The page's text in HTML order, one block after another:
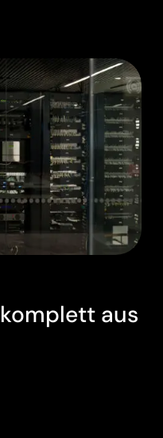
aus